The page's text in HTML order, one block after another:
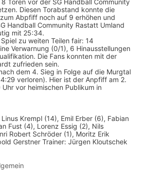
Toren vor der SG Handball Community
Diesen Torabstand konnte die
Abpfiff noch auf 9 erhöhen und
Handball Community Rastatt Umland
mit 25:34.
zu weiten Teilen fair: 14
Verwarnung (0/1), 6 Hinausstellungen
Die Fans konnten mit der
zufrieden sein.
dem 4. Sieg in Folge auf die Murgtal
verloren). Hier ist der Anpfiff am 2.
vor heimischen Publikum in
Krempl (14), Emil Erber (6), Fabian
Fust (4), Lorenz Essig (2), Nils
Robert Schröder (1), Moritz Erik
Gerstner Trainer: Jürgen Kloutschek